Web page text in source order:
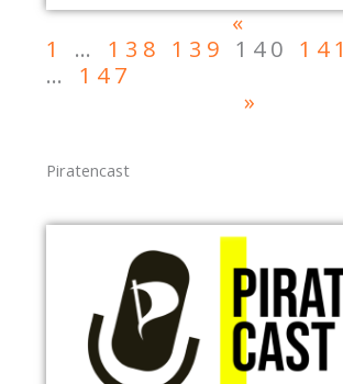
0
2
A
M
E
I
E
«
1
… 138 139 140 141
…
147
»
Piratencast